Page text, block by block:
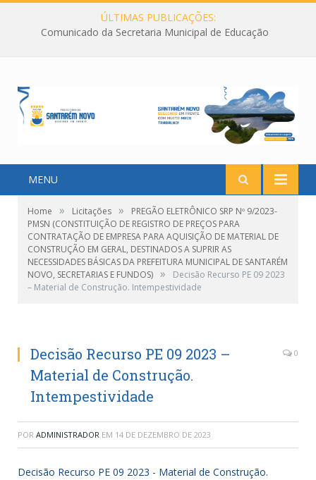
ÚLTIMAS PUBLICAÇÕES:
Comunicado da Secretaria Municipal de Educação
MENU
Home » Licitações »
PREGÃO ELETRÔNICO SRP Nº 9/2023-
PMSN (CONSTITUIÇÃO DE REGISTRO DE PREÇOS PARA
CONTRATAÇÃO DE EMPRESA PARA AQUISIÇÃO DE MATERIAL DE
CONSTRUÇÃO EM GERAL, DESTINADOS A SUPRIR AS
NECESSIDADES BÁSICAS DA PREFEITURA MUNICIPAL DE SANTARÉM
NOVO, SECRETARIAS E FUNDOS) »
Decisão Recurso PE 09 2023
– Material de Construção. Intempestividade
Decisão Recurso PE 09 2023 –
Material de Construção.
Intempestividade
0
POR ADMINISTRADOR EM 14 DE DEZEMBRO DE 2023
Decisão Recurso PE 09 2023 - Material de Construção.